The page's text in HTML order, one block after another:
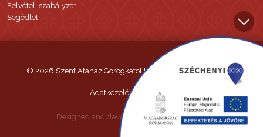
Felvételi szabályzat
Segédlet
© 2026 Szent Atanáz Görögkatolikus Hittudományi Főiskola
Adatkezelési tájékoztató
Designed and developed by